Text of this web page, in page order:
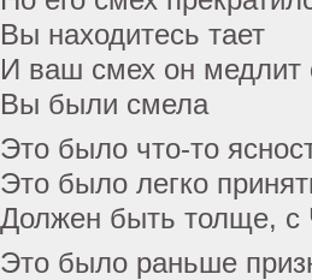
Вы находитесь тает
И ваш смех он медлит
Вы были смела
Это было что-то
Это было легко
Должен быть толще,
Это было раньше